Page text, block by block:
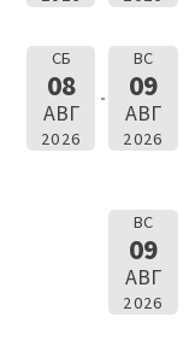
СБ
08
АВГ
2026
ВС
09
АВГ
2026
ВС
09
АВГ
2026